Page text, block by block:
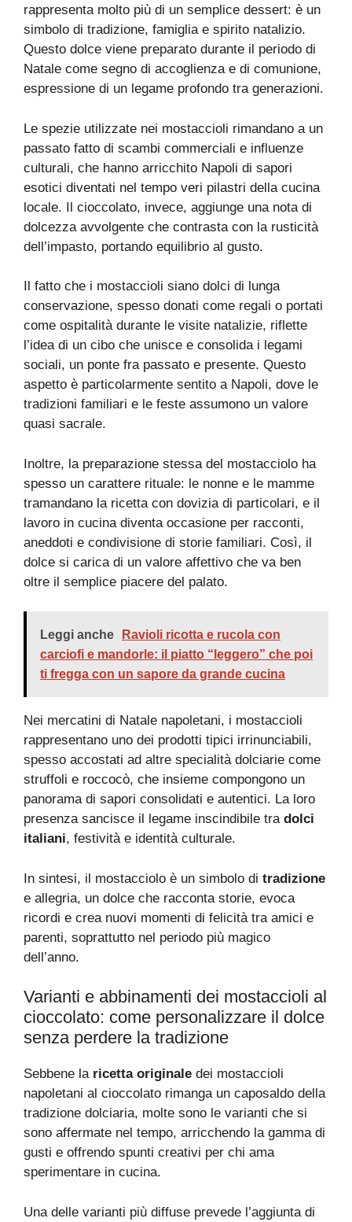
rappresenta molto più di un semplice dessert: è un
simbolo di tradizione, famiglia e spirito natalizio.
Questo dolce viene preparato durante il periodo di
Natale come segno di accoglienza e di comunione,
espressione di un legame profondo tra generazioni.
Le spezie utilizzate nei mostaccioli rimandano a un
passato fatto di scambi commerciali e influenze
culturali, che hanno arricchito Napoli di sapori
esotici diventati nel tempo veri pilastri della cucina
locale. Il cioccolato, invece, aggiunge una nota di
dolcezza avvolgente che contrasta con la rusticità
dell’impasto, portando equilibrio al gusto.
Il fatto che i mostaccioli siano dolci di lunga
conservazione, spesso donati come regali o portati
come ospitalità durante le visite natalizie, riflette
l’idea di un cibo che unisce e consolida i legami
sociali, un ponte fra passato e presente. Questo
aspetto è particolarmente sentito a Napoli, dove le
tradizioni familiari e le feste assumono un valore
quasi sacrale.
Inoltre, la preparazione stessa del mostacciolo ha
spesso un carattere rituale: le nonne e le mamme
tramandano la ricetta con dovizia di particolari, e il
lavoro in cucina diventa occasione per racconti,
aneddoti e condivisione di storie familiari. Così, il
dolce si carica di un valore affettivo che va ben
oltre il semplice piacere del palato.
Leggi anche
Ravioli ricotta e rucola con
carciofi e mandorle: il piatto “leggero” che poi
ti fregga con un sapore da grande cucina
Nei mercatini di Natale napoletani, i mostaccioli
rappresentano uno dei prodotti tipici irrinunciabili,
spesso accostati ad altre specialità dolciarie come
struffoli e roccocò, che insieme compongono un
panorama di sapori consolidati e autentici. La loro
presenza sancisce il legame inscindibile tra dolci
italiani, festività e identità culturale.
In sintesi, il mostacciolo è un simbolo di tradizione
e allegria, un dolce che racconta storie, evoca
ricordi e crea nuovi momenti di felicità tra amici e
parenti, soprattutto nel periodo più magico
dell’anno.
Varianti e abbinamenti dei mostaccioli al
cioccolato: come personalizzare il dolce
senza perdere la tradizione
Sebbene la ricetta originale dei mostaccioli
napoletani al cioccolato rimanga un caposaldo della
tradizione dolciaria, molte sono le varianti che si
sono affermate nel tempo, arricchendo la gamma di
gusti e offrendo spunti creativi per chi ama
sperimentare in cucina.
Una delle varianti più diffuse prevede l’aggiunta di